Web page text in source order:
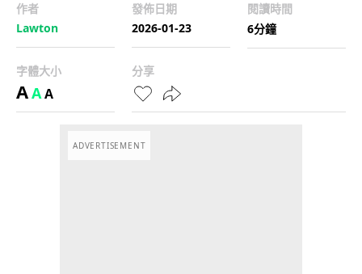
作者
Lawton
發佈日期
2026-01-23
閱讀時間
6分鐘
字體大小
AAA
分享
ADVERTISEMENT